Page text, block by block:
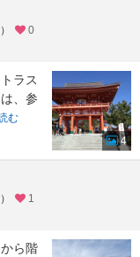
0
ラス
、参
む
4
1
ら階